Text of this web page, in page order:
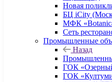
Новая
БЦ iCity
МФК
Сеть
Промышленные
Назад
ГОК
ГОК